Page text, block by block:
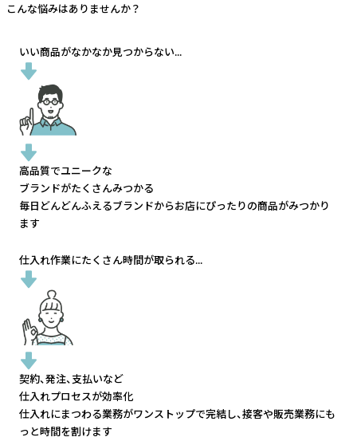
こんな悩みはありませんか？
いい商品がなかなか見つからない...
高品質でユニークな
ブランドがたくさんみつかる
毎日どんどんふえるブランドからお店にぴったりの商品がみつかり
ます
仕入れ作業にたくさん時間が取られる...
契約、発注、支払いなど
仕入れプロセスが効率化
仕入れにまつわる業務がワンストップで完結し、接客や販売業務にも
っと時間を割けます